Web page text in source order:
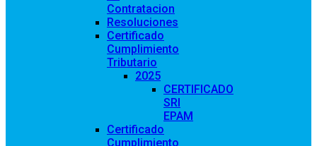
Contratacion
Resoluciones
Certificado
Cumplimiento
Tributario
2025
CERTIFICADO
SRI
EPAM
Certificado
Cumplimiento